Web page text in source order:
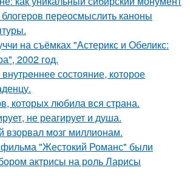
переосмыслить каноны
на съёмках "Астерикс и Обеликс:
2002 год.
состояние, которое
которых любила вся страна.
не реагирует и душа.
взорвал мозг миллионам.
"Жестокий Романс" были
актрисы на роль Ларисы